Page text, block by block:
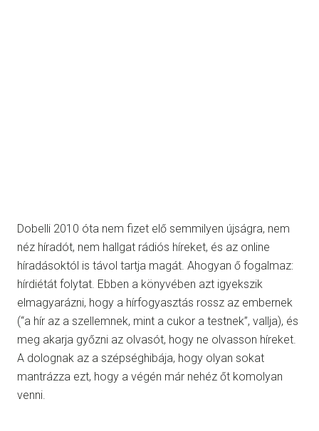
Dobelli 2010 óta nem fizet elő semmilyen újságra, nem
néz híradót, nem hallgat rádiós híreket, és az online
híradásoktól is távol tartja magát. Ahogyan ő fogalmaz:
hírdiétát folytat. Ebben a könyvében azt igyekszik
elmagyarázni, hogy a hírfogyasztás rossz az embernek
(“a hír az a szellemnek, mint a cukor a testnek”, vallja), és
meg akarja győzni az olvasót, hogy ne olvasson híreket.
A dolognak az a szépséghibája, hogy olyan sokat
mantrázza ezt, hogy a végén már nehéz őt komolyan
venni.